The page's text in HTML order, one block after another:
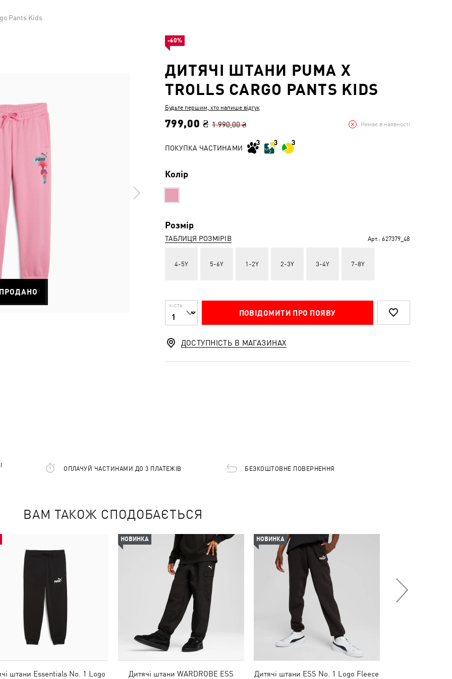
Pants Kids
ДИТЯЧІ ШТАНИ PUMA X
TROLLS CARGO PANTS KIDS
Будьте першим, хто напише відгук
799,00 ₴ 1 990,00 ₴ Немає в наявності
ПОКУПКА ЧАСТИНАМИ
Колір
Розмір
ТАБЛИЦЯ РОЗМІРІВ Арт.: 627379_48
4-5Y 5-6Y 1-2Y 2-3Y 3-4Y 7-8Y
К-СТЬ
ПОВІДОМИТИ ПРО ПОЯВУ
-60%
ДОСТУПНІСТЬ В МАГАЗИНАХ
ОПЛАЧУЙ ЧАСТИНАМИ ДО 3 ПЛАТЕЖІВ БЕЗКОШТОВНЕ ПОВЕРНЕННЯ
ВАМ ТАКОЖ СПОДОБАЄТЬСЯ
штани Essentials No. 1 Logo
НОВИНКА
Дитячі штани WARDROBE ESS
НОВИНКА
Дитячі штани ESS No. 1 Logo Fleece